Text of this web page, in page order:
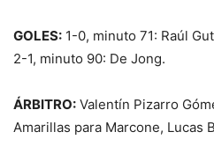
GOLES: 1-0, minuto 71: Raúl
2-1, minuto 90: De Jong.
ÁRBITRO: Valentín Pizarro
Amarillas para Marcone, Lucas